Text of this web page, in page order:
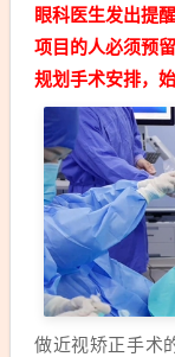
眼科医生发出提
项目的人必须预
规划手术安排，
做近视矫正手术